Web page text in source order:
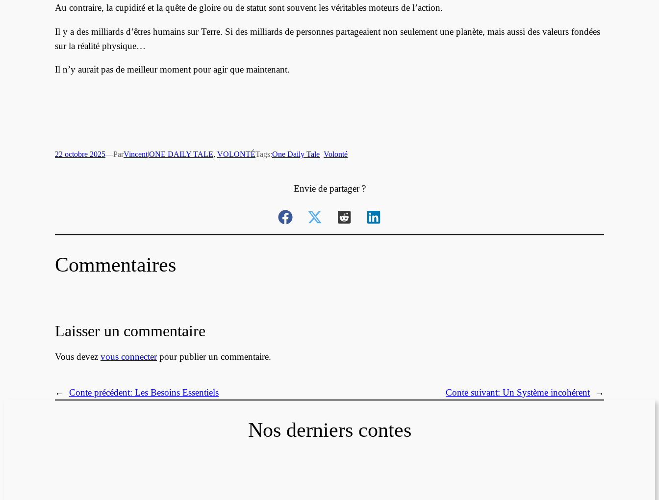
Au contraire, la cupidité et la quête de gloire ou de statut sont souvent les véritables moteurs de l’action.
Il y a des milliards d’êtres humains sur Terre. Si des milliards de personnes partageaient non seulement une planète, mais aussi des valeurs fondées
sur la réalité physique…
Il n’y aurait pas de meilleur moment pour agir que maintenant.
22 octobre 2025—ParVincent|ONE DAILY TALE, VOLONTÉTags:One Daily Tale Volonté
Envie de partager ?
Commentaires
Laisser un commentaire
Vous devez vous connecterpour publier un commentaire.
← Conte précédent: Les Besoins Essentiels Conte suivant: Un Système incohérent →
Nos derniers contes